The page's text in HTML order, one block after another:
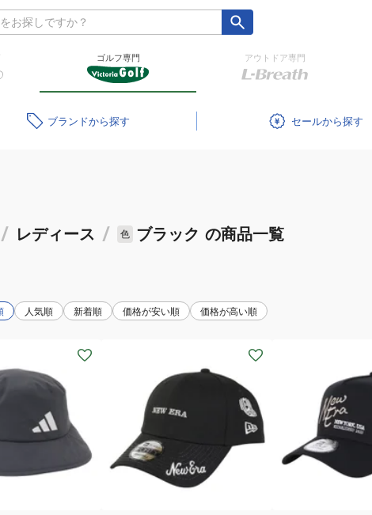
ゴルフ専門 アウトドア専門
ブランド セール
/ レディース / 色 ブラック の商品一覧
人気順 新着順 価格が安い順 価格が高い順